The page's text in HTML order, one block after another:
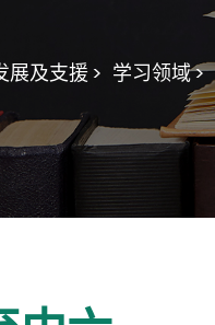
展及支援 > 学习领域 >